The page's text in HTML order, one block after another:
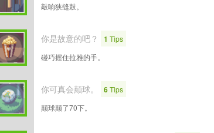
敲响狭缝鼓。
你是故意的吧？ 1 Tips
碰巧握住拉雅的手。
你可真会颠球。 6Tips
颠球颠了70下。